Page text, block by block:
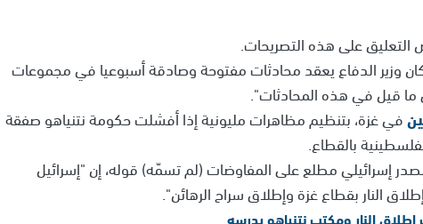
التعليق على هذه التصريحات.
وزير الدفاع يعقد محادثات مفتوحة وصادقة أسبوعيا في مجموعات
ما قيل في هذه المحادثات".
في غزة، بتنظيم مظاهرات مليونية إذا أفشلت حكومة نتنياهو صفقة
بالقطاع.
إسرائيلي مطلع على المفاوضات (لم تسمّه) قوله، إن "إسرائيل
النار بقطاع غزة وإطلاق سراح الرهائن".
النار ومكتب نتنياهو يدرسه